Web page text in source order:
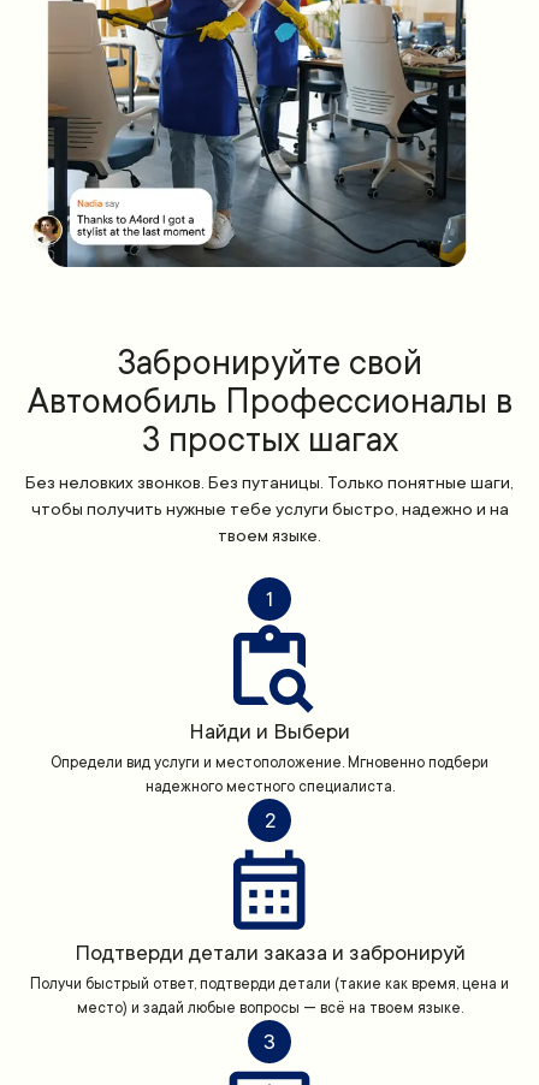
Забронируйте свой
Автомобиль Профессионалы в
3 простых шагах
Без неловких звонков. Без путаницы. Только понятные шаги,
чтобы получить нужные тебе услуги быстро, надежно и на
твоем языке.
1
Найди и Выбери
Определи вид услуги и местоположение. Мгновенно подбери
надежного местного специалиста.
2
Подтверди детали заказа и забронируй
Получи быстрый ответ, подтверди детали (такие как время, цена и
место) и задай любые вопросы — всё на твоем языке.
3